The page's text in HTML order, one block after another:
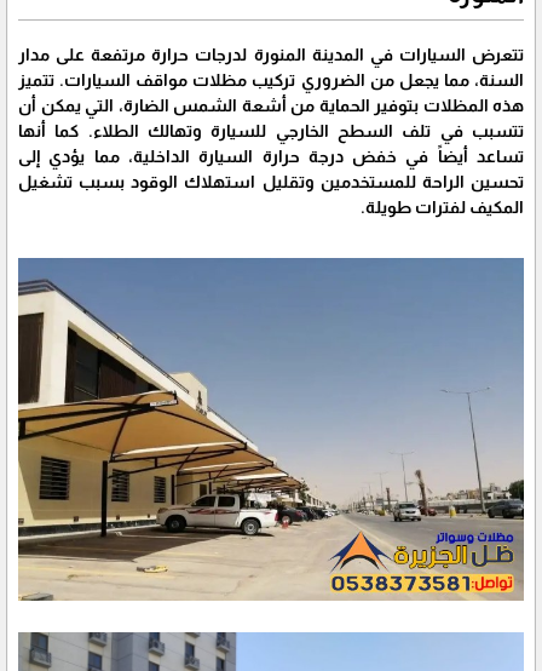
تتعرض السيارات في المدينة المنورة لدرجات حرارة مرتفعة على مدار
السنة، مما يجعل من الضروري تركيب مظلات مواقف السيارات. تتميز
هذه المظلات بتوفير الحماية من أشعة الشمس الضارة، التي يمكن أن
تتسبب في تلف السطح الخارجي للسيارة وتهالك الطلاء. كما أنها
تساعد أيضاً في خفض درجة حرارة السيارة الداخلية، مما يؤدي إلى
تحسين الراحة للمستخدمين وتقليل استهلاك الوقود بسبب تشغيل
المكيف لفترات طويلة.